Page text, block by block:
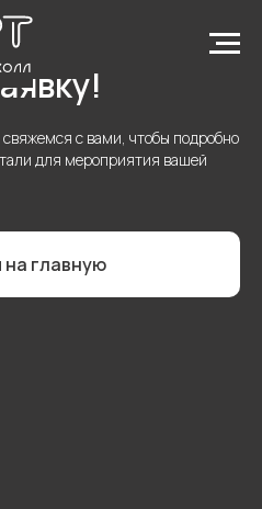
с вами, чтобы подробно
для мероприятия вашей
на главную